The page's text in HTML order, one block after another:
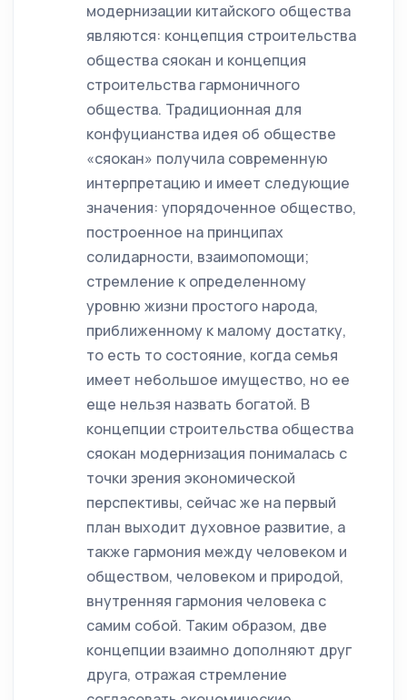
модернизации китайского общества
являются: концепция строительства
общества сяокан и концепция
строительства гармоничного
общества. Традиционная для
конфуцианства идея об обществе
«сяокан» получила современную
интерпретацию и имеет следующие
значения: упорядоченное общество,
построенное на принципах
солидарности, взаимопомощи;
стремление к определенному
уровню жизни простого народа,
приближенному к малому достатку,
то есть то состояние, когда семья
имеет небольшое имущество, но ее
еще нельзя назвать богатой. В
концепции строительства общества
сяокан модернизация понималась с
точки зрения экономической
перспективы, сейчас же на первый
план выходит духовное развитие, а
также гармония между человеком и
обществом, человеком и природой,
внутренняя гармония человека с
самим собой. Таким образом, две
концепции взаимно дополняют друг
друга, отражая стремление